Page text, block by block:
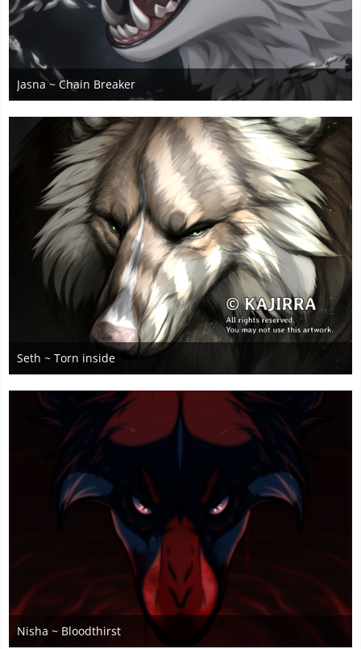
Jasna ~ Chain Breaker
17. November 2024
3
Seth ~ Torn inside
13. Juli 2024
2
Nisha ~ Bloodthirst
13. Juli 2024